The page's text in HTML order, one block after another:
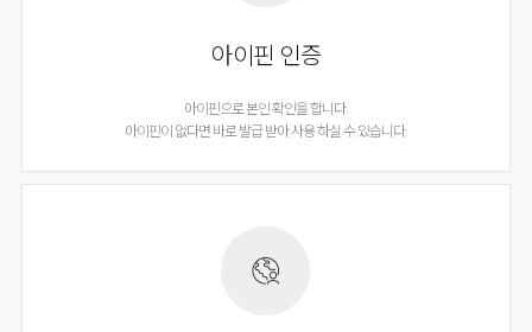
아이핀 인증
아이핀으로 본인 확인을 합니다.
아이핀이 없다면 바로 발급 받아 사용 하실 수 있습니다.